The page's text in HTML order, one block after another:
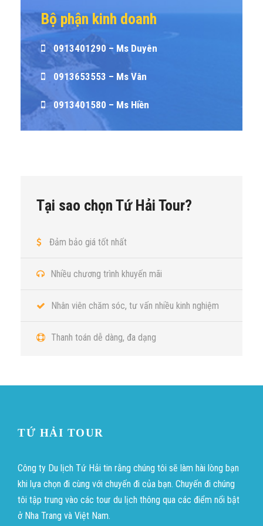
Bộ phận kinh doanh
0913401290 – Ms Duyên
0913653553 – Ms Vân
0913401580 – Ms Hiền
Tại sao chọn Tứ Hải Tour?
Đảm bảo giá tốt nhất
Nhiều chương trình khuyến mãi
Nhân viên chăm sóc, tư vấn nhiều kinh nghiệm
Thanh toán dễ dàng, đa dạng
TỨ HẢI TOUR
Công ty Du lịch Tứ Hải tin rằng chúng tôi sẽ làm hài lòng bạn
khi lựa chọn đi cùng với chuyến đi của bạn. Chuyến đi chúng
tôi tập trung vào các tour du lịch thông qua các điểm nổi bật
ở Nha Trang và Việt Nam.